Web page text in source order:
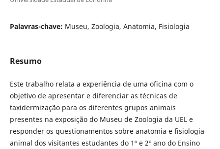
Palavras-chave: Museu, Zoologia, Anatomia, Fisiologia
Resumo
Este trabalho relata a experiência de uma oficina com o
objetivo de apresentar e diferenciar as técnicas de
taxidermização para os diferentes grupos animais
presentes na exposição do Museu de Zoologia da UEL e
responder os questionamentos sobre anatomia e fisiologia
animal dos visitantes estudantes do 1º e 2º ano do Ensino